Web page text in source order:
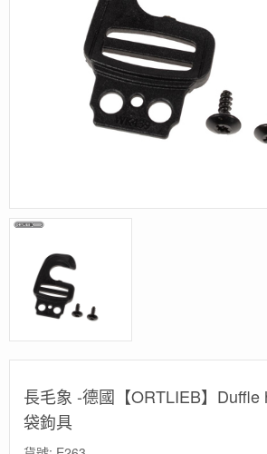
長毛象 -德國【ORTLIEB】Duffle
袋鉤具